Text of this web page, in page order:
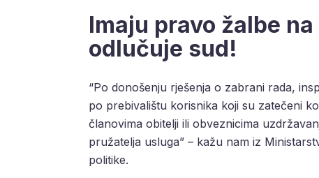
Imaju pravo žalbe
odlučuje sud!
“Po donošenju rješenja o zabrani rada,
po prebivalištu korisnika koji su zatečeni
članovima obitelji ili obveznicima
pružatelja usluga” – kažu nam iz
politike.